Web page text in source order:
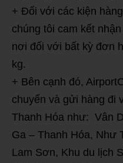
+ Đối với các kiện
chúng tôi cam kết
nơi đối với bất kỳ đơn
kg.
+ Bên cạnh đó,
chuyển và gửi hàng đi
Thanh Hóa như: Vân
Ga – Thanh Hóa, Như
Lam Sơn, Khu du lịch